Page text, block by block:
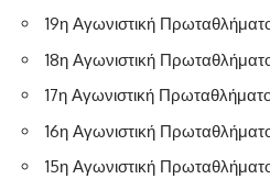
19η Αγωνιστική
18η Αγωνιστική
17η Αγωνιστική
16η Αγωνιστική
15η Αγωνιστική